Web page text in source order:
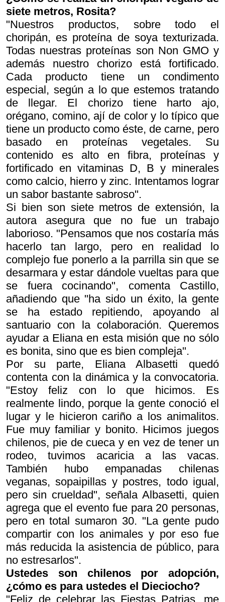
siete metros, Rosita?
"Nuestros productos, sobre todo el
choripán, es proteína de soya texturizada.
Todas nuestras proteínas son Non GMO y
además nuestro chorizo está fortificado.
Cada producto tiene un condimento
especial, según a lo que estemos tratando
de llegar. El chorizo tiene harto ajo,
orégano, comino, ají de color y lo típico que
tiene un producto como éste, de carne, pero
basado en proteínas vegetales. Su
contenido es alto en fibra, proteínas y
fortificado en vitaminas D, B y minerales
como calcio, hierro y zinc. Intentamos lograr
un sabor bastante sabroso".
Si bien son siete metros de extensión, la
autora asegura que no fue un trabajo
laborioso. "Pensamos que nos costaría más
hacerlo tan largo, pero en realidad lo
complejo fue ponerlo a la parrilla sin que se
desarmara y estar dándole vueltas para que
se fuera cocinando", comenta Castillo,
añadiendo que "ha sido un éxito, la gente
se ha estado repitiendo, apoyando al
santuario con la colaboración. Queremos
ayudar a Eliana en esta misión que no sólo
es bonita, sino que es bien compleja".
Por su parte, Eliana Albasetti quedó
contenta con la dinámica y la convocatoria.
"Estoy feliz con lo que hicimos. Es
realmente lindo, porque la gente conoció el
lugar y le hicieron cariño a los animalitos.
Fue muy familiar y bonito. Hicimos juegos
chilenos, pie de cueca y en vez de tener un
rodeo, tuvimos acaricia a las vacas.
También hubo empanadas chilenas
veganas, sopaipillas y postres, todo igual,
pero sin crueldad", señala Albasetti, quien
agrega que el evento fue para 20 personas,
pero en total sumaron 30. "La gente pudo
compartir con los animales y por eso fue
más reducida la asistencia de público, para
no estresarlos".
Ustedes son chilenos por adopción,
¿cómo es para ustedes el Dieciocho?
"Feliz de celebrar las Fiestas Patrias, me